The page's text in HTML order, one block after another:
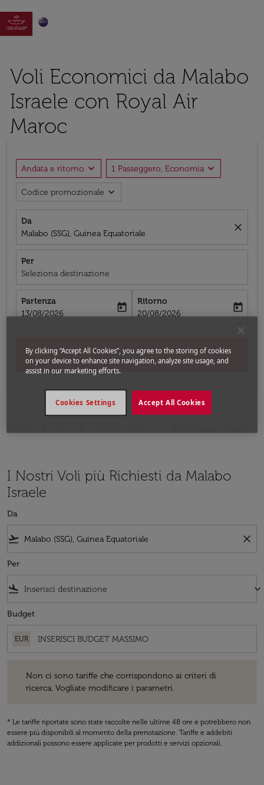

Voli Economici da Malabo
Israele con Royal Air
Maroc
Andata e ritorno expand_more 1 Passeggero, Economia expand_more
Codice promozionale expand_more
Da
Malabo (SSG), Guinea Equatoriale
close
Per
Seleziona destinazione
Partenza
fc-booking-departure-date-aria-label
13/08/2026
today
Ritorno
fc-booking-return-date-aria-label
20/08/2026
today
Cerca
I Nostri Voli più Richiesti da Malabo
Israele
Da
flight_takeoff close
Per
flight_land keyboard_arrow_down
Budget
EUR
Non ci sono tariffe che corrispondono ai criteri di
ricerca. Vogliate modificare i parametri.
* Le tariffe riportate sono state raccolte nelle ultime 48 ore e potrebbero non
essere più disponibili al momento della prenotazione. Tariffe e addebiti
addizionali possono essere applicate per prodotti e servizi opzionali.
By clicking “Accept All Cookies”, you agree to the storing of cookies
on your device to enhance site navigation, analyze site usage, and
assist in our marketing efforts.
Accept All Cookies
Cookies Settings